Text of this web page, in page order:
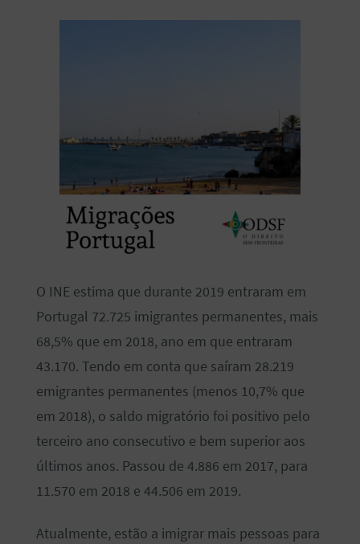
O INE estima que durante 2019 entraram em
Portugal 72.725 imigrantes permanentes, mais
68,5% que em 2018, ano em que entraram
43.170. Tendo em conta que saíram 28.219
emigrantes permanentes (menos 10,7% que
em 2018), o saldo migratório foi positivo pelo
terceiro ano consecutivo e bem superior aos
últimos anos. Passou de 4.886 em 2017, para
11.570 em 2018 e 44.506 em 2019.
Atualmente, estão a imigrar mais pessoas para